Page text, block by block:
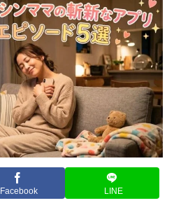
Facebook LINE